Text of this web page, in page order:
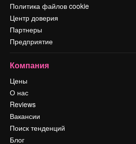
Политика файлов cookie
Центр доверия
Партнеры
Предприятие
Компания
Цены
О нас
Reviews
Вакансии
Поиск тенденций
Блог